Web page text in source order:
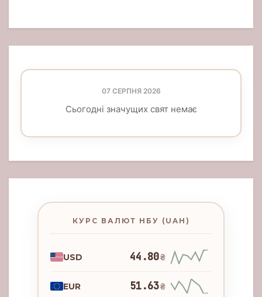
07 СЕРПНЯ 2026
Сьогодні значущих свят немає
КУРС ВАЛЮТ НБУ (UAH)
USD 44.80₴
EUR 51.63₴